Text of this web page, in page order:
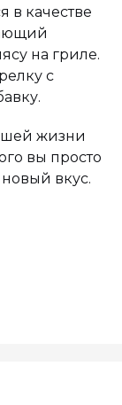
в качестве
на гриле.
с
жизни
вы просто
вкус.